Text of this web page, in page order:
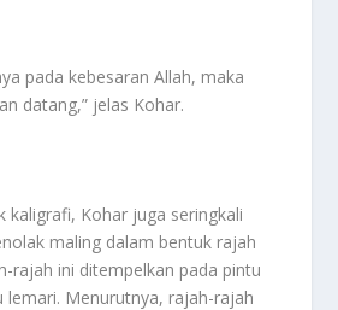
pada kebesaran Allah, maka
datang,” jelas Kohar.
kaligrafi, Kohar juga seringkali
maling dalam bentuk rajah
rajah ini ditempelkan pada pintu
lemari. Menurutnya, rajah-rajah